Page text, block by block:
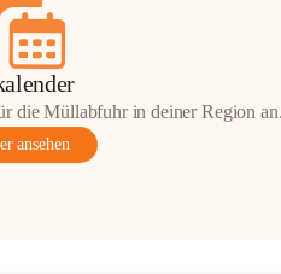
die Müllabfuhr in deiner Region an.
ansehen